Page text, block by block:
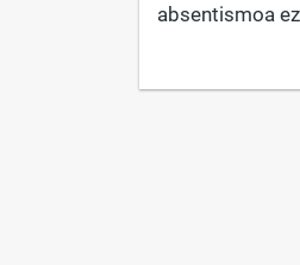
absentismoa